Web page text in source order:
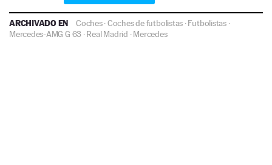
ARCHIVADO EN Coches·Coches de futbolistas ·Futbolistas·
Mercedes-AMG G 63 ·Real Madrid ·Mercedes